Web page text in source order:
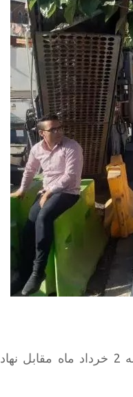
جمعی از رانندگان استیجاری که از تبدیل وضعیت جا مانده‌اند، روز شنبه 2 خرداد ماه مقابل نهاد